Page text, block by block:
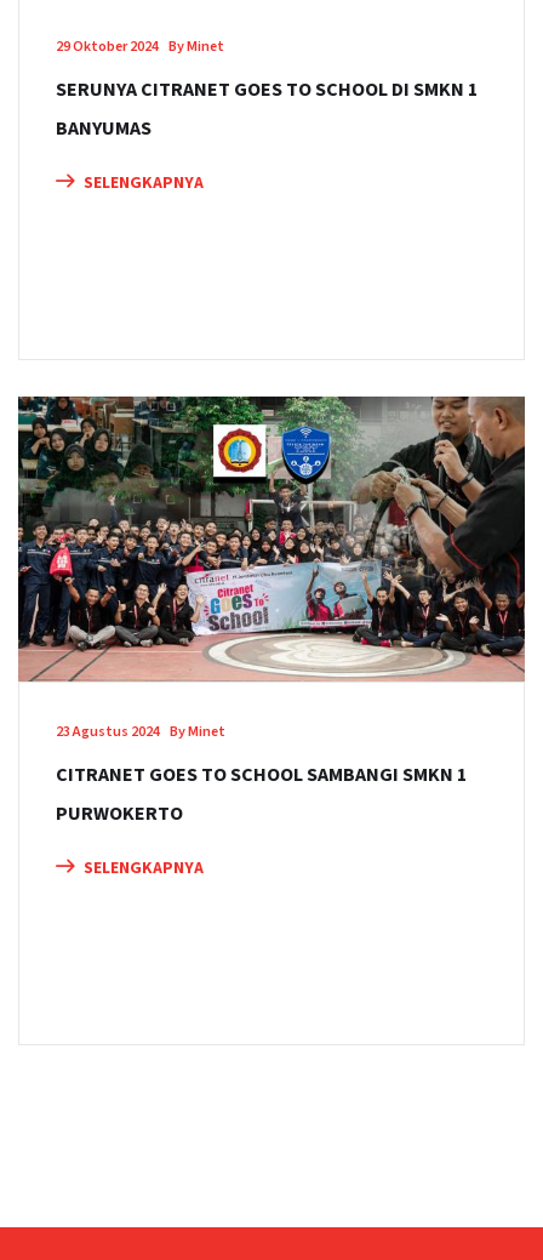
29 Oktober 2024 By Minet
SERUNYA CITRANET GOES TO SCHOOL DI SMKN 1
BANYUMAS
SELENGKAPNYA
23 Agustus 2024 By Minet
CITRANET GOES TO SCHOOL SAMBANGI SMKN 1
PURWOKERTO
SELENGKAPNYA